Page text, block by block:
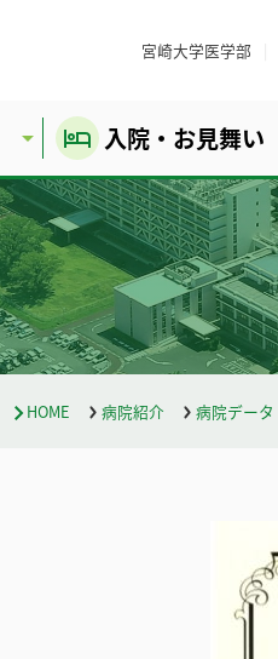
宮崎大学医学部
入院・お見舞い
HOME 病院紹介 病院データ